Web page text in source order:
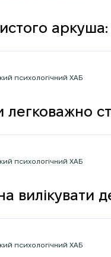
до
психологічний ХАБ
вилікувати
психологічний ХАБ
психологічний ХАБ